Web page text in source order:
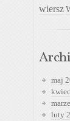
wiersz
maj
luty